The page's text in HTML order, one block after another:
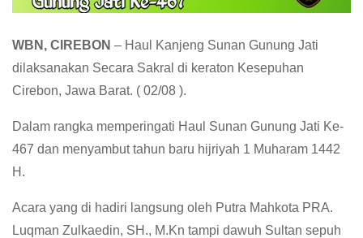
WBN, CIREBON – Haul Kanjeng Sunan Gunung Jati
dilaksanakan Secara Sakral di keraton Kesepuhan
Cirebon, Jawa Barat. ( 02/08 ).
Dalam rangka memperingati Haul Sunan Gunung Jati Ke-
467 dan menyambut tahun baru hijriyah 1 Muharam 1442
H.
Acara yang di hadiri langsung oleh Putra Mahkota PRA.
Luqman Zulkaedin, SH., M.Kn tampi dawuh Sultan sepuh